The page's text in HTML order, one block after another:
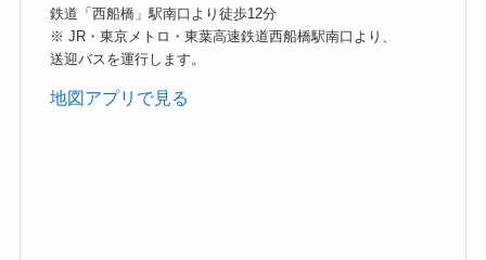
鉄道「西船橋」駅南口より徒歩12分
※ JR・東京メトロ・東葉高速鉄道西船橋駅南口より、
送迎バスを運行します。
地図アプリで見る